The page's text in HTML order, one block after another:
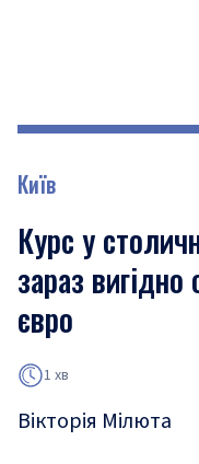
Київ
Курс у
зараз
євро
1 хв
Вікторія Мілюта